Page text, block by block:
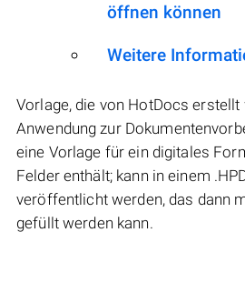
öffnen können
Weitere
Vorlage, die von HotDocs erstellt
Anwendung zur
eine Vorlage für ein digitales
Felder enthält; kann in einem
veröffentlicht werden, das dann
gefüllt werden kann.